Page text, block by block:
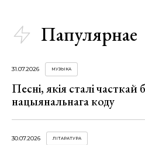
Папулярнае
31.07.2026 МУЗЫКА
Песні, якія сталі часткай
нацыянальнага коду
30.07.2026 ЛІТАРАТУРА